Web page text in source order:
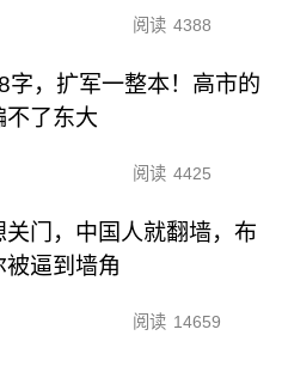
阅读 4388
字，扩军一整本！高市的
不了东大
阅读 4425
关门，中国人就翻墙，布
被逼到墙角
阅读 14659